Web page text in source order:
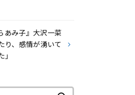
あみ子』大沢一菜
り、感情が湧いて
」